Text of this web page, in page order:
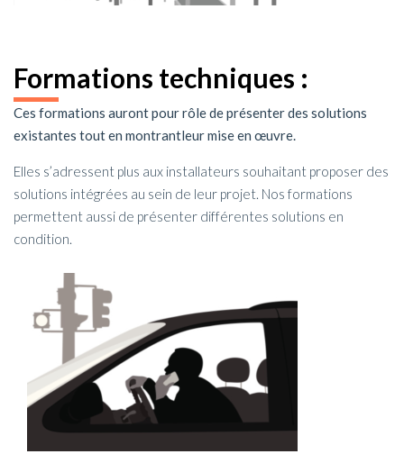
Formations techniques :
Ces formations auront pour rôle de présenter des solutions
existantes tout en montrantleur mise en œuvre.
Elles s’adressent plus aux installateurs souhaitant proposer des
solutions intégrées au sein de leur projet. Nos formations
permettent aussi de présenter différentes solutions en
condition.